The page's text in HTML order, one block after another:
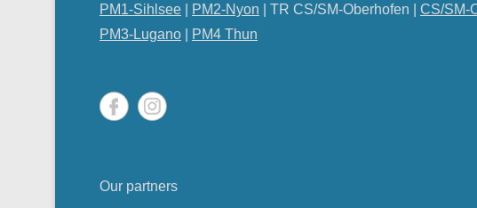
PM1-Sihlsee
PM2-Nyon | TR CS/SM-Oberhofen | CS/SM-
PM3-Lugano PM4 Thun
Our partners